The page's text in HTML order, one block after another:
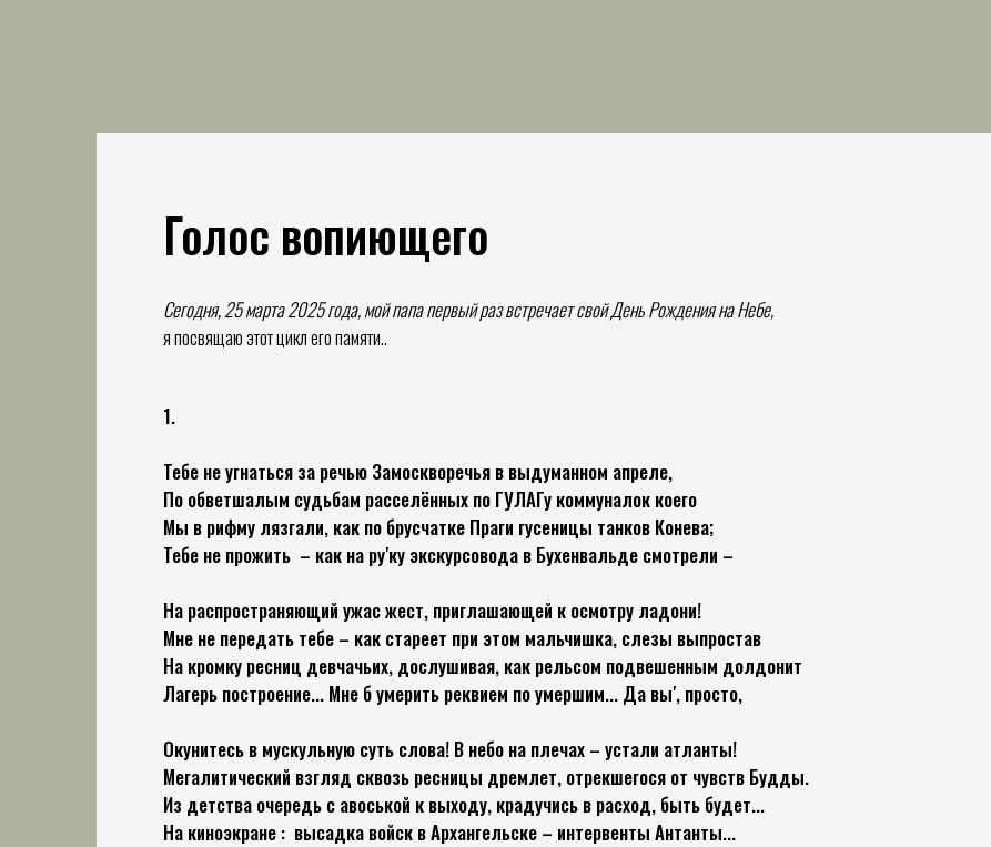
Голос вопиющего
Сегодня, 25 марта 2025 года, мой папа первый раз встречает свой День Рождения на Небе,
я посвящаю этот цикл его памяти..
1.
Тебе не угнаться за речью Замоскворечья в выдуманном апреле,
По обветшалым судьбам расселённых по ГУЛАГу коммуналок коего
Мы в рифму лязгали, как по брусчатке Праги гусеницы танков Конева;
Тебе не прожить – как на ру′ку экскурсовода в Бухенвальде смотрели –
На распространяющий ужас жест, приглашающей к осмотру ладони!
Мне не передать тебе – как стареет при этом мальчишка, слезы выпростав
На кромку ресниц девчачьих, дослушивая, как рельсом подвешенным долдонит
Лагерь построение... Мне б умерить реквием по умершим... Да вы′, просто,
Окунитесь в мускульную суть слова! В небо на плечах – устали атланты!
Мегалитический взгляд сквозь ресницы дремлет, отрекшегося от чувств Будды.
Из детства очередь с авоськой к выходу, крадучись в расход, быть будет...
На киноэкране : высадка войск в Архангельске – интервенты Антанты...